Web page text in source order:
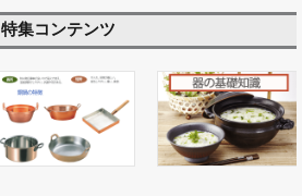
特集コンテンツ